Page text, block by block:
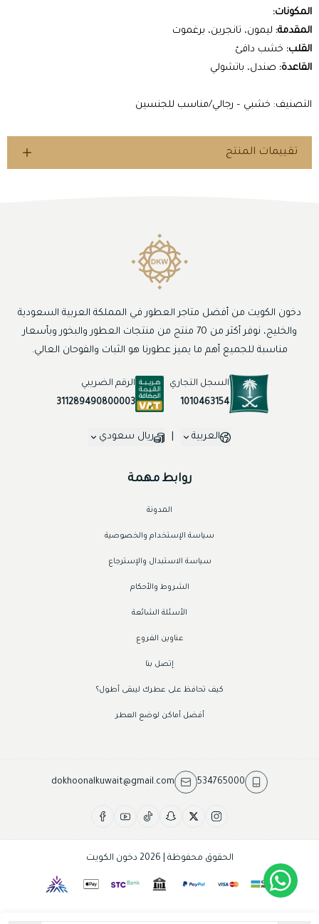
المكونات:
المقدمة: ليمون، تانجرين، برغموت
القلب: خشب دافئ
القاعدة: صندل، باتشولي
التصنيف: خشبي – رجالي/مناسب للجنسين
تقييمات المنتج
روابط مهمة
المدونة
سياسة الإستخدام والخصوصية
سياسة الاستبدال والإسترجاع
الشروط والأحكام
الأسئلة الشائعة
عناوين الفروع
إتصل بنا
كيف تحافظ على عطرك ليبقى أطول؟
أفضل أماكن لوضع العطر
دخون الكويت من أفضل متاجر العطور في المملكة العربية السعودية
والخليج، نوفر أكثر من 70 منتج من منتجات العطور والبخور وبأسعار
مناسبة للجميع أهم ما يميز عطورنا هو الثبات والفوحان العالي.
السجل التجاري
1010463154
الرقم الضريبي
311289490800003
العربية ريال سعودي
534765000
dokhoonalkuwait@gmail.com
الحقوق محفوظة | 2026 دخون الكويت